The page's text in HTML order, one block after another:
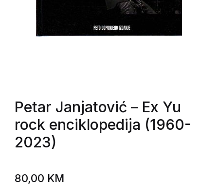
Petar Janjatović – Ex Yu
rock enciklopedija (1960-
2023)
80,00 KM